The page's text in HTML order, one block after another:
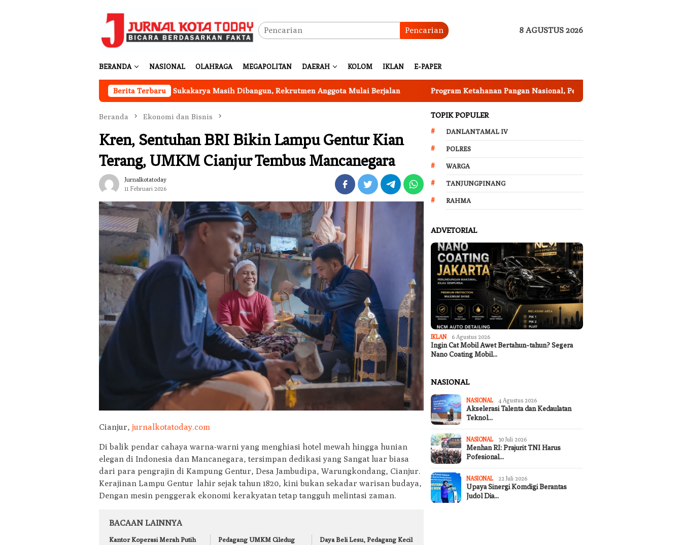
Pencarian 8 AGUSTUS 2026
BERANDA NASIONAL OLAHRAGA MEGAPOLITAN DAERAH KOLOM IKLAN E-PAPER
Berita Terbaru
Koperasi Merah Putih Desa Sukakarya Masih Dibangun, Rekrutmen Anggota Mulai Berjalan Program Ketahanan Pangan Nasional, Pemkab Garut Harus Peka Mengatasi
Beranda Ekonomi dan Bisnis
Kren, Sentuhan BRI Bikin Lampu Gentur Kian
Terang, UMKM Cianjur Tembus Mancanegara
Jurnalkotatoday
11 Februari 2026
Cianjur, jurnalkotatoday.com
Di balik pendar cahaya warna-warni yang menghiasi hotel mewah hingga hunian
elegan di Indonesia dan Mancanegara, tersimpan dedikasi yang Sangat luar biasa
dari para pengrajin di Kampung Gentur, Desa Jambudipa, Warungkondang, Cianjur.
Kerajinan Lampu Gentur lahir sejak tahun 1820, kini bukan sekadar warisan budaya,
Dengan mesin penggerak ekonomi kerakyatan tetap tangguh melintasi zaman.
BACAAN LAINNYA
Kantor Koperasi Merah Putih
Pedagang UMKM Ciledug
Daya Beli Lesu, Pedagang Kecil
TOPIK POPULER
DANLANTAMAL IV
POLRES
WARGA
TANJUNGPINANG
RAHMA
ADVETORIAL
IKLAN 6 Agustus 2026
Ingin Cat Mobil Awet Bertahun-tahun? Segera
Nano Coating Mobil…
NASIONAL
NASIONAL 4 Agustus 2026
Akselerasi Talenta dan Kedaulatan
Teknol…
NASIONAL 30 Juli 2026
Menhan RI: Prajurit TNI Harus
Pofesional…
NASIONAL 22 Juli 2026
Upaya Sinergi Komdigi Berantas
Judol Dia…